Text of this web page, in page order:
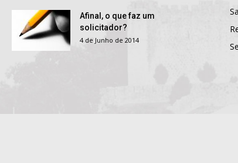
Afinal, o que faz um
solicitador?
4 de Junho de 2014